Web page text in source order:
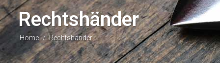
Rechtshänder
Home / Rechtshänder